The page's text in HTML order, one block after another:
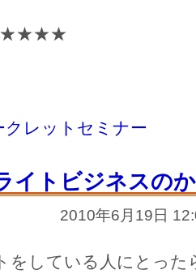
4★★★★
クレットセミナー
イトビジネスの
2010年6月19日
をしている人にとった